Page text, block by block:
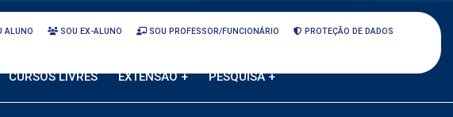
ALUNO SOU EX-ALUNO SOU PROFESSOR/FUNCIONÁRIO PROTEÇÃO DE DADOS
CURSOS LIVRES EXTENSÃO + PESQUISA +